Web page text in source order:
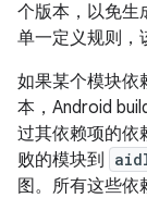
个版本，以免生
单一定义规则，
如果某个模块依
本，Android
过其依赖项的依
败的模块到
图。所有这些依